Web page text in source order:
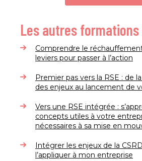
Les autres formations
Comprendre le
leviers pour passer à l’action
Premier pas vers la RSE : de
des enjeux au lancement de
Vers une RSE intégrée :
concepts utiles à votre
nécessaires à sa mise en
Intégrer les enjeux de la
l’appliquer à mon entreprise